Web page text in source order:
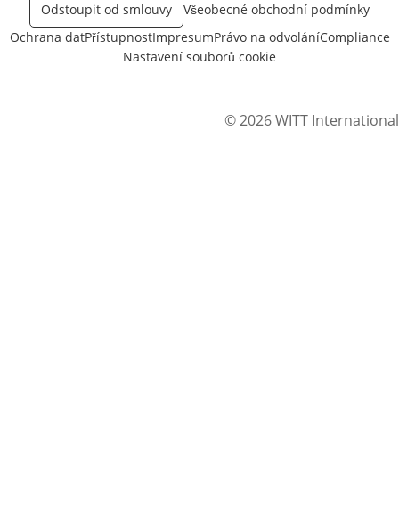
Odstoupit od smlouvy
Všeobecné obchodní podmínky
Ochrana datPřístupnostImpresumPrávo na odvoláníCompliance
Nastavení souborů cookie
© 2026 WITT International